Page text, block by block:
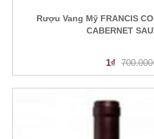
Rượu Vang Mỹ FRANCIS
CABERNET
1₫